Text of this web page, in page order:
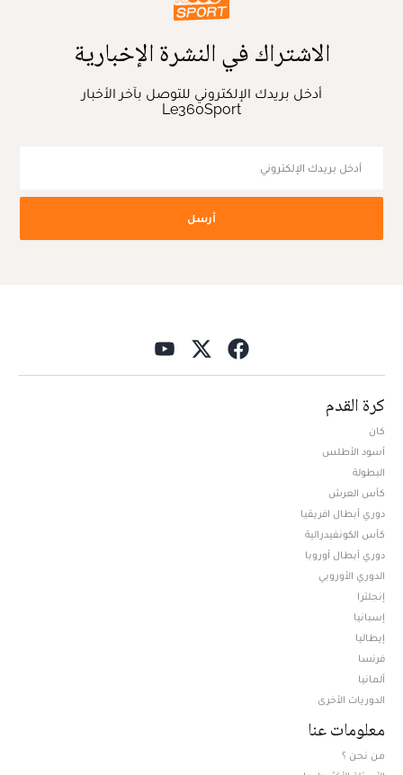
الاشتراك في النشرة الإخبارية
أدخل بريدك الإلكتروني للتوصل بآخر الأخبار
Le360Sport
أرسل
كرة القدم
كان
أسود الأطلس
البطولة
كأس العرش
دوري أبطال افريقيا
كأس الكونفيدرالية
دوري أبطال أوروبا
الدوري الأوروبي
إنجلترا
إسبانيا
إيطاليا
فرنسا
ألمانيا
الدوريات الأخرى
معلومات عنا
من نحن ؟